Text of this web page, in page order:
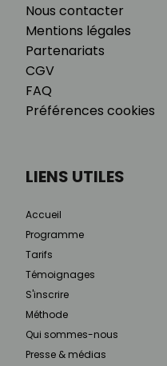
Nous contacter
Mentions légales
Partenariats
CGV
FAQ
Préférences cookies
LIENS UTILES
Accueil
Programme
Tarifs
Témoignages
S'inscrire
Méthode
Qui sommes-nous
Presse & médias